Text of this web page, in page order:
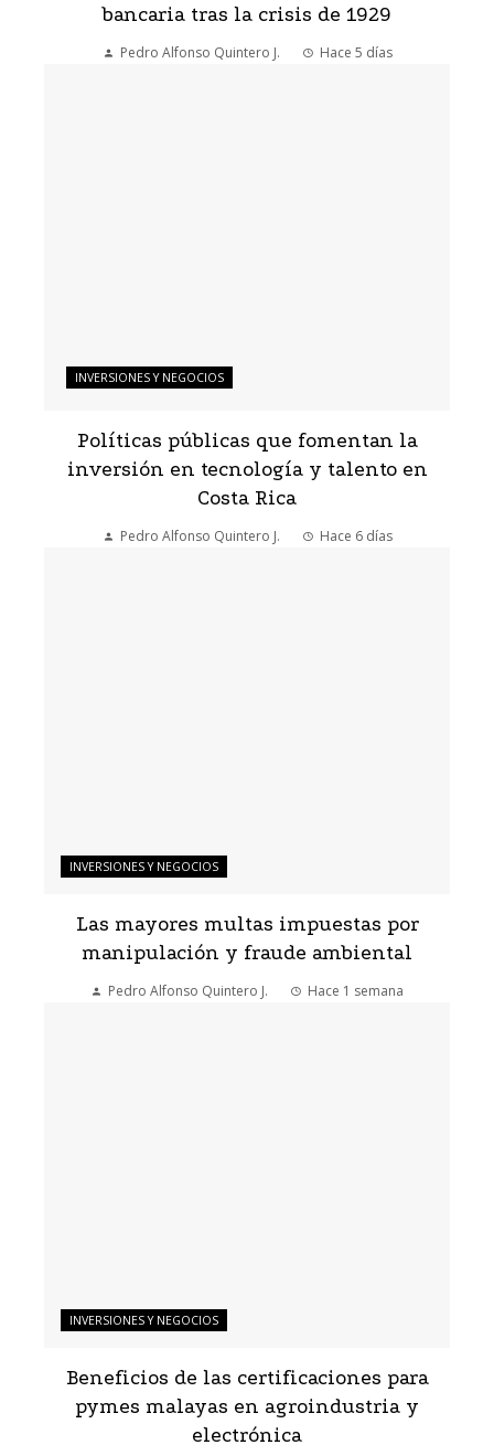
bancaria tras la crisis de 1929
Pedro Alfonso Quintero J. Hace 5 días
INVERSIONES Y NEGOCIOS
Políticas públicas que fomentan la
inversión en tecnología y talento en
Costa Rica
Pedro Alfonso Quintero J. Hace 6 días
INVERSIONES Y NEGOCIOS
Las mayores multas impuestas por
manipulación y fraude ambiental
Pedro Alfonso Quintero J. Hace 1 semana
INVERSIONES Y NEGOCIOS
Beneficios de las certificaciones para
pymes malayas en agroindustria y
electrónica